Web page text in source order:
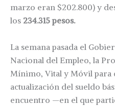
marzo eran $202.800) y
los 234.315 pesos.
La semana pasada el
Nacional del Empleo, la
Mínimo, Vital y Móvil para
actualización del sueldo
encuentro —en el que